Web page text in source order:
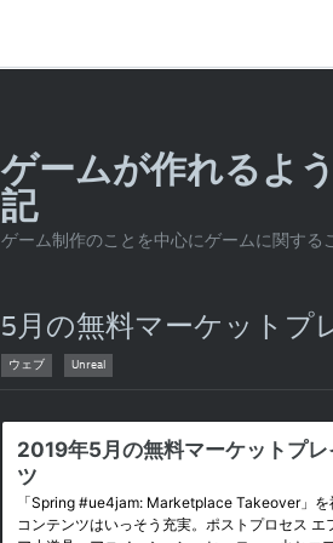
ゲームが作れるよ
記
ゲーム制作のことを中心にゲームに関する
5月の無料マーケットプ
ウェブ Unreal